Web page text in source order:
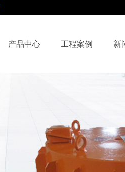
产品中心 工程案例 新